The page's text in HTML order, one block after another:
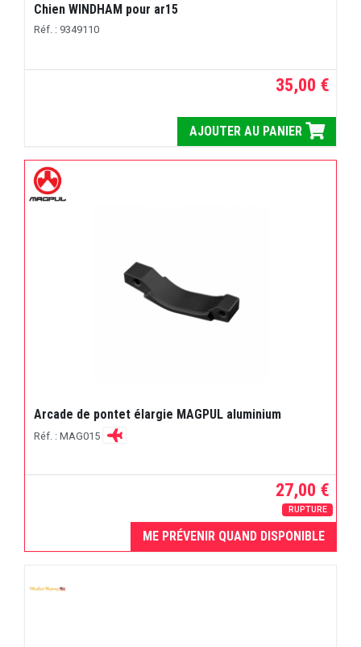
Chien WINDHAM pour ar15
Réf. : 9349110
35,00 €
AJOUTER AU PANIER
Arcade de pontet élargie MAGPUL aluminium
Réf. : MAG015
27,00 €
RUPTURE
ME PRÉVENIR QUAND DISPONIBLE